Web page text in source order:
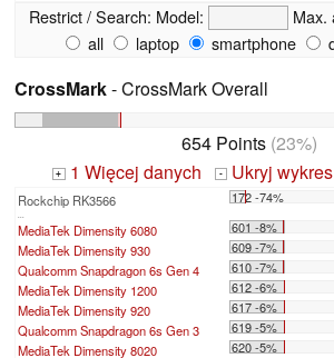
Restrict / Search: Model: Max.
all
laptop smartphone
CrossMark- CrossMark Overall
654 Points (23%)
+ 1 Więcej danych - Ukryj
Rockchip RK3566 172 -74%
...
MediaTek Dimensity 6080
601 -8%
MediaTek Dimensity 930
609 -7%
Qualcomm Snapdragon 6s Gen 4
610 -7%
MediaTek Dimensity 1200
612 -6%
MediaTek Dimensity 920
617 -6%
Qualcomm Snapdragon 6s Gen 3
619 -5%
MediaTek Dimensity 8020
620 -5%